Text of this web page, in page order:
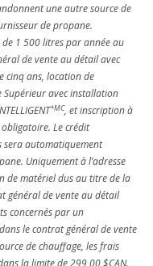
une autre source de
de propane.
1 500 litres par année au
de vente au détail avec
cinq ans, location de
Supérieur avec installation
*MC, et inscription à
obligatoire. Le crédit
automatiquement
Uniquement à l’adresse
de matériel dus au titre de la
général de vente au détail
concernés par un
le contrat général de vente
de chauffage, les frais